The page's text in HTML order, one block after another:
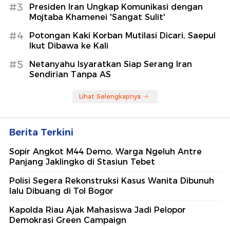
#3
Presiden Iran Ungkap Komunikasi dengan
Mojtaba Khamenei 'Sangat Sulit'
#4
Potongan Kaki Korban Mutilasi Dicari, Saepul
Ikut Dibawa ke Kali
#5
Netanyahu Isyaratkan Siap Serang Iran
Sendirian Tanpa AS
Lihat Selengkapnya
Berita Terkini
Sopir Angkot M44 Demo, Warga Ngeluh Antre
Panjang Jaklingko di Stasiun Tebet
Polisi Segera Rekonstruksi Kasus Wanita Dibunuh
lalu Dibuang di Tol Bogor
Kapolda Riau Ajak Mahasiswa Jadi Pelopor
Demokrasi Green Campaign